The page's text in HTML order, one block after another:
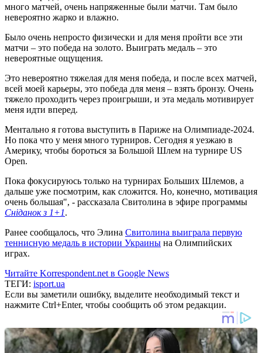
много матчей, очень напряженные были матчи. Там было
невероятно жарко и влажно.
Было очень непросто физически и для меня пройти все эти
матчи – это победа на золото. Выиграть медаль – это
невероятные ощущения.
Это невероятно тяжелая для меня победа, и после всех матчей,
всей моей карьеры, это победа для меня – взять бронзу. Очень
тяжело проходить через проигрыши, и эта медаль мотивирует
меня идти вперед.
Ментально я готова выступить в Париже на Олимпиаде-2024.
Но пока что у меня много турниров. Сегодня я уезжаю в
Америку, чтобы бороться за Большой Шлем на турнире US
Open.
Пока фокусируюсь только на турнирах Больших Шлемов, а
дальше уже посмотрим, как сложится. Но, конечно, мотивация
очень большая", - рассказала Свитолина в эфире программы
Сніданок з 1+1.
Ранее сообщалось, что Элина Свитолина выиграла первую
теннисную медаль в истории Украины на Олимпийских
играх.
Читайте Korrespondent.net в Google News
ТЕГИ: isport.ua
Если вы заметили ошибку, выделите необходимый текст и
нажмите Ctrl+Enter, чтобы сообщить об этом редакции.